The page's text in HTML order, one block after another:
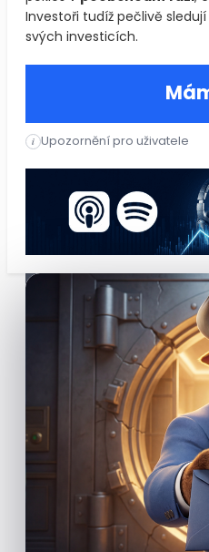
Investoři tudíž pečlivě
svých investicích.
Star Bulk Carriers Corp.,
i Upozornění pro uživatele
Star Bulk Carriers Corp.,